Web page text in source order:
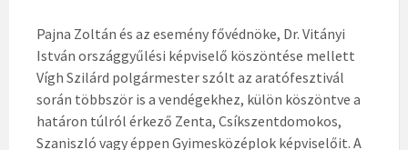
Pajna Zoltán és az esemény fővédnöke, Dr. Vitányi
István országgyűlési képviselő köszöntése mellett
Vígh Szilárd polgármester szólt az aratófesztivál
során többször is a vendégekhez, külön köszöntve a
határon túlról érkező Zenta, Csíkszentdomokos,
Szaniszló vagy éppen Gyimesközéplok képviselőit. A